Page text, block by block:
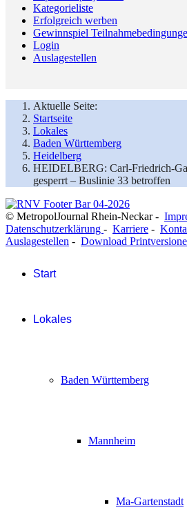
Kategorieliste
Erfolgreich werben
Gewinnspiel
Login
Auslagestellen
Aktuelle Seite:
Startseite
Lokales
Baden Württemberg
Heidelberg
HEIDELBERG: Carl-Friedrich-
gesperrt – Buslinie 33 betroffen
© MetropolJournal Rhein-Neckar -
Datenschutzerklärung - Karriere -
Auslagestellen - Download
Start
Lokales
Baden Württemberg
Mannheim
Ma-Gartenstadt